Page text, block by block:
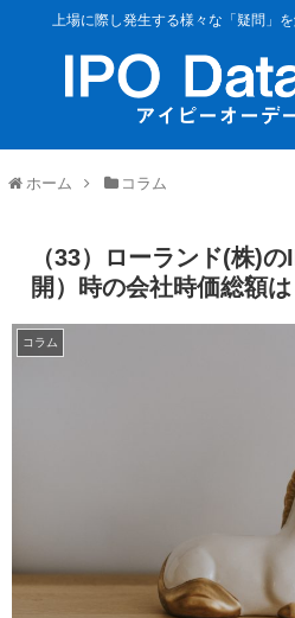
上場に際し発生する様々な「疑問」
ホーム コラム
（33）ローランド(株)
開）時の会社時価総額は
コラム